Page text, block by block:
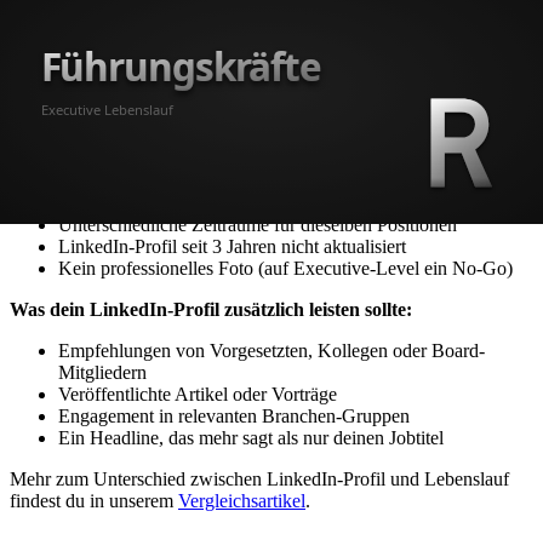
Executive-Level erst recht.
Dein LinkedIn/XING-Profil muss mit deinem Lebenslauf konsistent
sein. Das bedeutet nicht identisch, aber widerspruchsfrei.
Unterschiedliche Zeiträume für dieselben Positionen
LinkedIn-Profil seit 3 Jahren nicht aktualisiert
Kein professionelles Foto (auf Executive-Level ein No-Go)
Was dein LinkedIn-Profil zusätzlich leisten sollte:
Empfehlungen von Vorgesetzten, Kollegen oder Board-
Mitgliedern
Veröffentlichte Artikel oder Vorträge
Engagement in relevanten Branchen-Gruppen
Ein Headline, das mehr sagt als nur deinen Jobtitel
Mehr zum Unterschied zwischen LinkedIn-Profil und Lebenslauf
findest du in unserem Vergleichsartikel.